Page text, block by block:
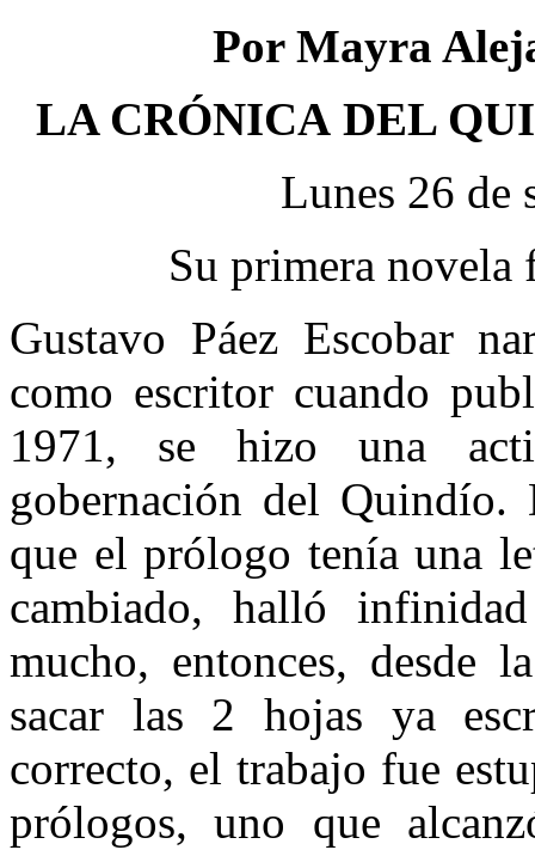
Por Mayra
LA CRÓNICA DEL
Lunes 26 de
Su primera novela
Gustavo Páez Escobar
como escritor cuando
1971, se hizo una
gobernación del
que el prólogo tenía una
cambiado, halló
mucho, entonces, desde
sacar las 2 hojas ya
correcto, el trabajo fue
prólogos, uno que